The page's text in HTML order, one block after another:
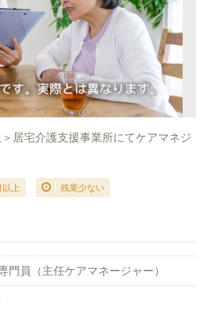
居宅介護支援事業所にてケアマネジ
以上 残業少ない
門員（主任ケアマネージャー）